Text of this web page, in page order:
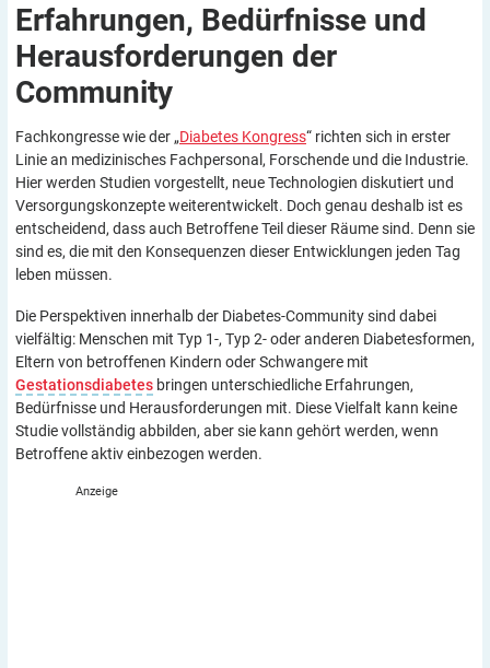
Erfahrungen, Bedürfnisse und
Herausforderungen der
Community
Fachkongresse wie der „Diabetes Kongress“ richten sich in erster
Linie an medizinisches Fachpersonal, Forschende und die Industrie.
Hier werden Studien vorgestellt, neue Technologien diskutiert und
Versorgungskonzepte weiterentwickelt. Doch genau deshalb ist es
entscheidend, dass auch Betroffene Teil dieser Räume sind. Denn sie
sind es, die mit den Konsequenzen dieser Entwicklungen jeden Tag
leben müssen.
Die Perspektiven innerhalb der Diabetes-Community sind dabei
vielfältig: Menschen mit Typ 1-, Typ 2- oder anderen Diabetesformen,
Eltern von betroffenen Kindern oder Schwangere mit
Gestationsdiabetes bringen unterschiedliche Erfahrungen,
Bedürfnisse und Herausforderungen mit. Diese Vielfalt kann keine
Studie vollständig abbilden, aber sie kann gehört werden, wenn
Betroffene aktiv einbezogen werden.